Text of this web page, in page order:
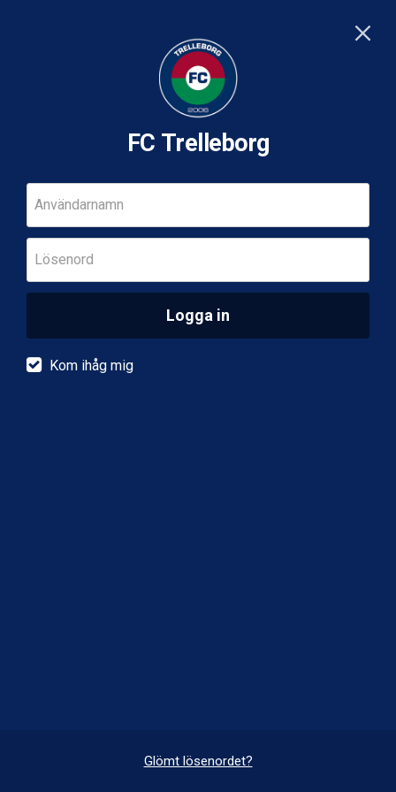
FC Trelleborg
Användarnamn
Lösenord
Logga in
Kom ihåg mig
Glömt lösenordet?